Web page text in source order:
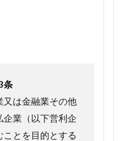
条
は金融業その他
業（以下営利企
とを目的とする